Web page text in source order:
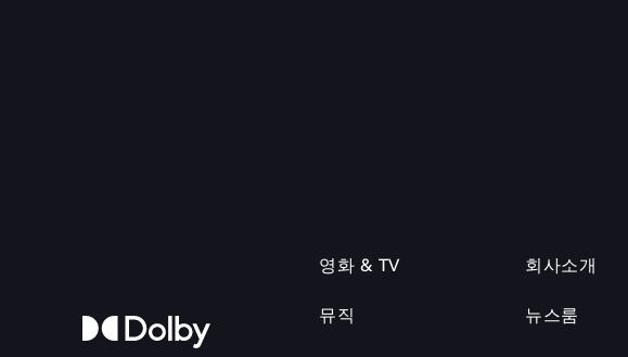
영화 & TV
뮤직
회사소개
뉴스룸